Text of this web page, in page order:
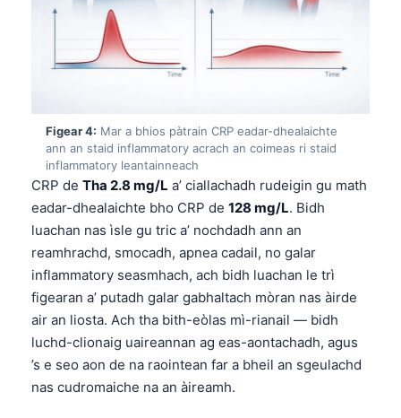
Figear 4: Mar a bhios pàtrain CRP eadar-dhealaichte
ann an staid inflammatory acrach an coimeas ri staid
inflammatory leantainneach
CRP de Tha 2.8 mg/L a’ ciallachadh rudeigin gu math
eadar-dhealaichte bho CRP de 128 mg/L. Bidh
luachan nas ìsle gu tric a’ nochdadh ann an
reamhrachd, smocadh, apnea cadail, no galar
inflammatory seasmhach, ach bidh luachan le trì
figearan a’ putadh galar gabhaltach mòran nas àirde
air an liosta. Ach tha bith-eòlas mì-rianail — bidh
luchd-clionaig uaireannan ag eas-aontachadh, agus
’s e seo aon de na raointean far a bheil an sgeulachd
nas cudromaiche na an àireamh.